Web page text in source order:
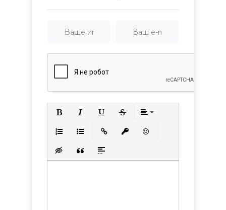
Вставка скрытого текста
Вставка цитаты
Вставка спойлера